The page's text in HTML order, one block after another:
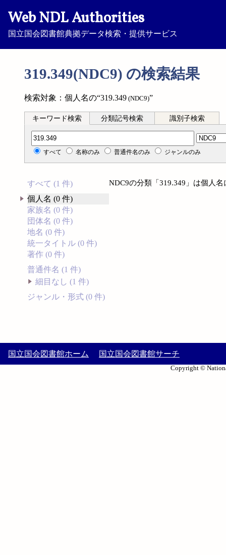
Web NDL Authorities
国立国会図書館典拠データ検索・提供サービス
319.349(NDC9) の検索結果
検索対象：個人名の“319.349 (NDC9)”
キーワード検索 分類記号検索 識別子検索
分類記号検索
すべて 名称のみ 普通件名のみ ジャンルのみ
すべて (1 件)
個人名 (0 件)
家族名 (0 件)
団体名 (0 件)
地名 (0 件)
統一タイトル (0 件)
著作 (0 件)
普通件名 (1 件)
細目なし (1 件)
ジャンル・形式 (0 件)
NDC9の分類「319.349」は個人
国立国会図書館ホーム 国立国会図書館サーチ
Copyright ©